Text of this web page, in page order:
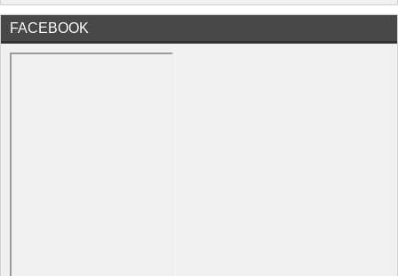
FACEBOOK